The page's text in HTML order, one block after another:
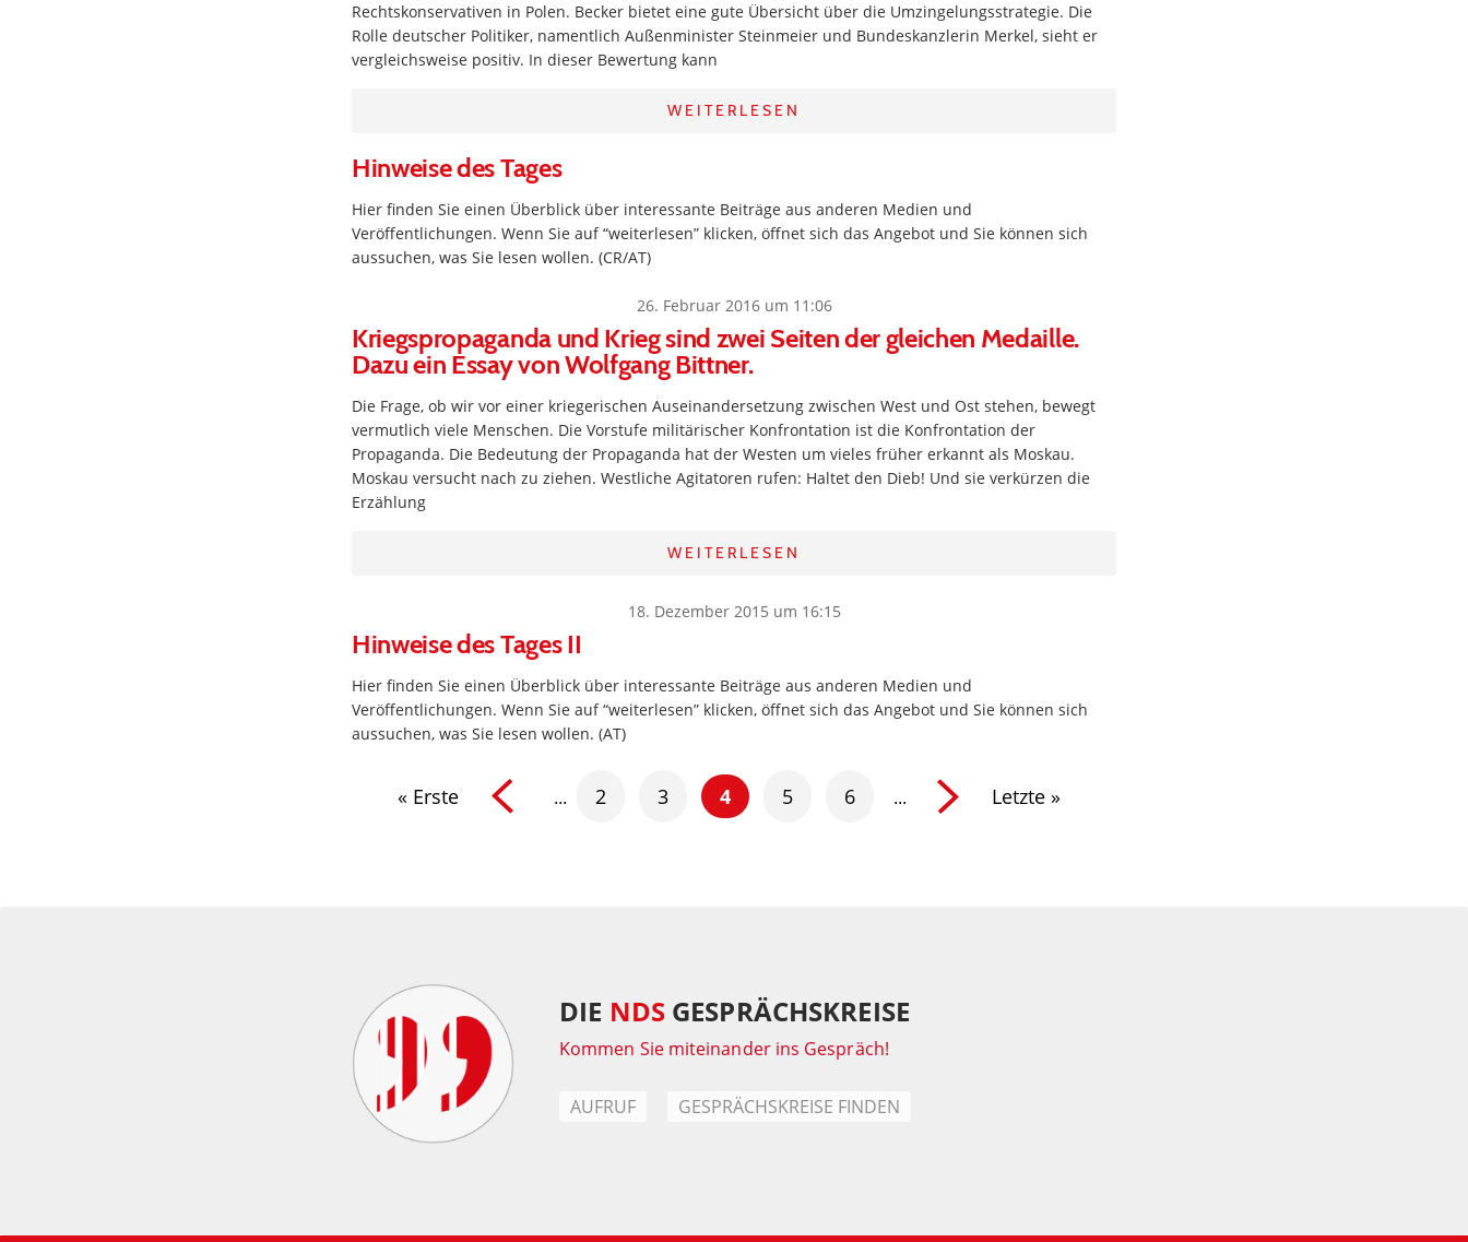
Rechtskonservativen in Polen. Becker bietet eine gute Übersicht über die Umzingelungsstrategie. Die
Rolle deutscher Politiker, namentlich Außenminister Steinmeier und Bundeskanzlerin Merkel, sieht er
vergleichsweise positiv. In dieser Bewertung kann
WEITERLESEN
Hinweise des Tages
Hier finden Sie einen Überblick über interessante Beiträge aus anderen Medien und
Veröffentlichungen. Wenn Sie auf “weiterlesen” klicken, öffnet sich das Angebot und Sie können sich
aussuchen, was Sie lesen wollen. (CR/AT)
26. Februar 2016 um 11:06
Kriegspropaganda und Krieg sind zwei Seiten der gleichen Medaille.
Dazu ein Essay von Wolfgang Bittner.
Die Frage, ob wir vor einer kriegerischen Auseinandersetzung zwischen West und Ost stehen, bewegt
vermutlich viele Menschen. Die Vorstufe militärischer Konfrontation ist die Konfrontation der
Propaganda. Die Bedeutung der Propaganda hat der Westen um vieles früher erkannt als Moskau.
Moskau versucht nach zu ziehen. Westliche Agitatoren rufen: Haltet den Dieb! Und sie verkürzen die
Erzählung
WEITERLESEN
18. Dezember 2015 um 16:15
Hinweise des Tages II
Hier finden Sie einen Überblick über interessante Beiträge aus anderen Medien und
Veröffentlichungen. Wenn Sie auf “weiterlesen” klicken, öffnet sich das Angebot und Sie können sich
aussuchen, was Sie lesen wollen. (AT)
« Erste ... 2 3 4 5 6 ... Letzte »
DIE NDSGESPRÄCHSKREISE
Kommen Sie miteinander ins Gespräch!
AUFRUF GESPRÄCHSKREISE FINDEN